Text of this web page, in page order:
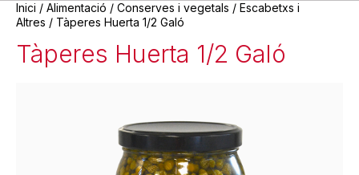
Inici / Alimentació / Conserves i vegetals / Escabetxs i
Altres / Tàperes Huerta 1/2 Galó
Tàperes Huerta 1/2 Galó